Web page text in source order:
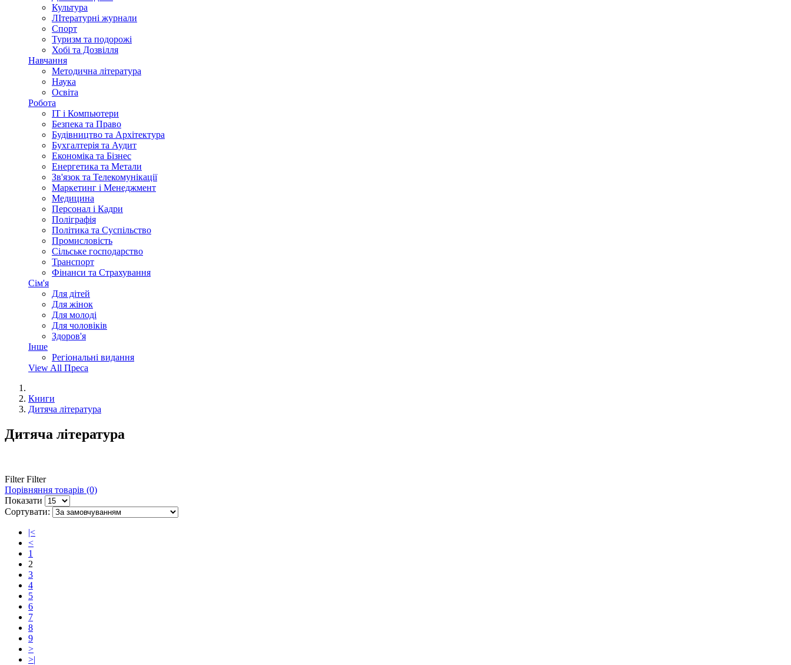
Культура
ЛІтературні журнали
Спорт
Туризм та подорожі
Хобі та Дозвілля
Навчання
Методична література
Наука
Освіта
Робота
IT і Компьютери
Безпека та Право
Будівництво та Архітектура
Бухгалтерія та Аудит
Економіка та Бізнес
Енергетика та Метали
Зв'язок та Телекомунікації
Маркетинг і Менеджмент
Медицина
Персонал і Кадри
Поліграфія
Політика та Суспільство
Промисловість
Сільське господарство
Транспорт
Фінанси та Страхування
Сім'я
Для дітей
Для жінок
Для молоді
Для чоловіків
Здоров'я
Інше
Регіональні видання
View All Преса
Книги
Дитяча література
Дитяча література
Filter Filter
Порівняння товарів (0)
Показати
Сортувати:
|<
<
1
2
3
4
5
6
7
8
9
>
>|